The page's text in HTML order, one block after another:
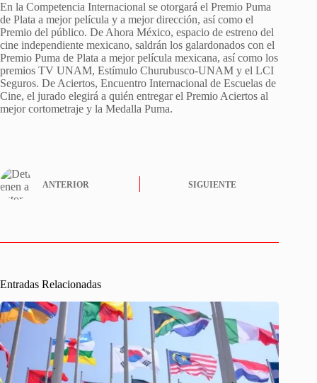
En la Competencia Internacional se otorgará el Premio Puma
de Plata a mejor película y a mejor dirección, así como el
Premio del público. De Ahora México, espacio de estreno del
cine independiente mexicano, saldrán los galardonados con el
Premio Puma de Plata a mejor película mexicana, así como los
premios TV UNAM, Estímulo Churubusco-UNAM y el LCI
Seguros. De Aciertos, Encuentro Internacional de Escuelas de
Cine, el jurado elegirá a quién entregar el Premio Aciertos al
mejor cortometraje y la Medalla Puma.
ANTERIOR SIGUIENTE
Entradas Relacionadas